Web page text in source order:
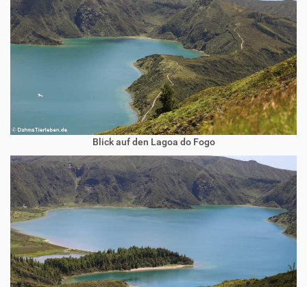
Blick auf den Lagoa do Fogo